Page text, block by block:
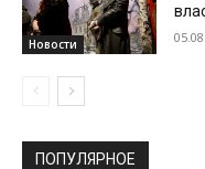
Новости
ПОПУЛЯРНОЕ